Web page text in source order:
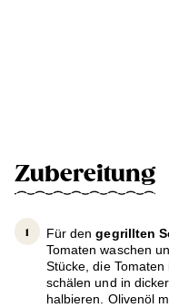
Zubereitung
Für dengegrillten
Tomaten waschen
Stücke, die
schälen und in
halbieren. Olivenöl